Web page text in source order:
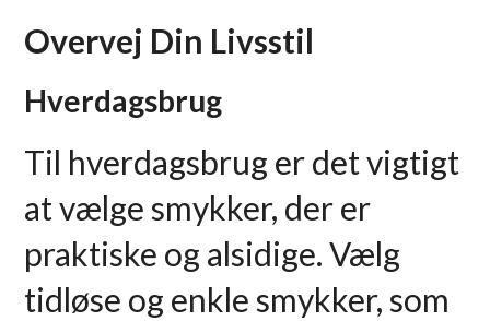
Overvej Din Livsstil
Hverdagsbrug
Til hverdagsbrug er det vigtigt
at vælge smykker, der er
praktiske og alsidige. Vælg
tidløse og enkle smykker, som